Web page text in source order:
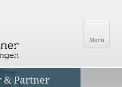
Menü
& Partner